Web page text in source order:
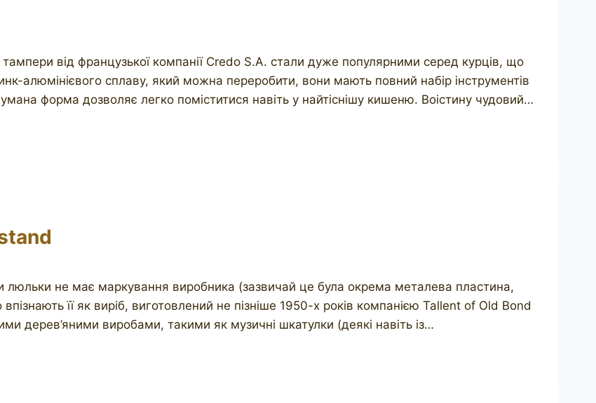
тампери від французької компанії Credo S.A. стали дуже популярними серед курців, що
алюмінієвого сплаву, який можна переробити, вони мають повний набір інструментів
форма дозволяє легко поміститися навіть у найтіснішу кишеню. Воістину чудовий…
люльки не має маркування виробника (зазвичай це була окрема металева пластина,
її як виріб, виготовлений не пізніше 1950-х років компанією Tallent of Old Bond
дерев’яними виробами, такими як музичні шкатулки (деякі навіть із…